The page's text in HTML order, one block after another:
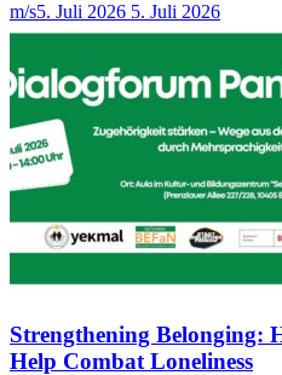
m/s5. Juli 2026 5. Juli 2026
Strengthening Belonging:
Help Combat Loneliness